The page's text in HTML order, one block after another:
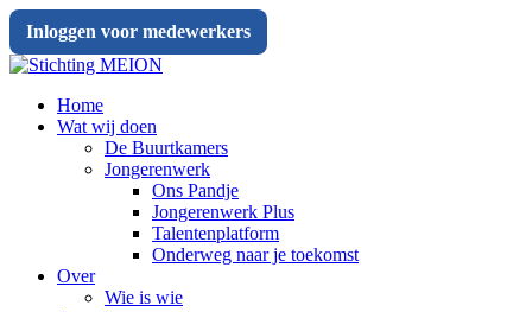
Inloggen voor medewerkers
Home
Wat wij doen
De Buurtkamers
Jongerenwerk
Ons Pandje
Jongerenwerk Plus
Talentenplatform
Onderweg naar je toekomst
Over
Wie is wie